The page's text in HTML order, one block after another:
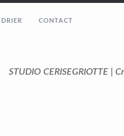
CONTACT
STUDIO CERISEGRIOTTE |